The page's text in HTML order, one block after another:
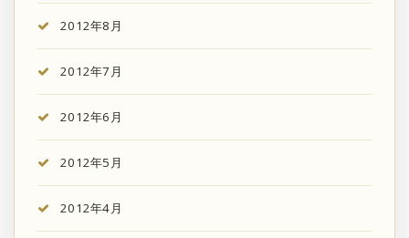
2012年8月
2012年7月
2012年6月
2012年5月
2012年4月